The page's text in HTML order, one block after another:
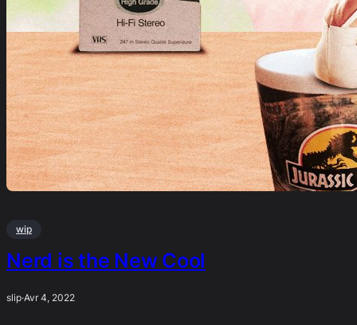
wip
Nerd is the New Cool
slip·Avr 4, 2022